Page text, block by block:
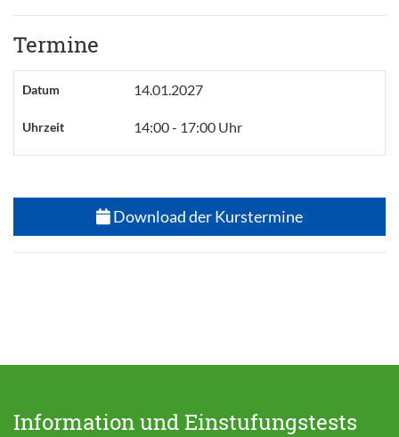
Termine
Datum 14.01.2027
Uhrzeit 14:00 - 17:00 Uhr
Download der Kurstermine
Information und Einstufungstests